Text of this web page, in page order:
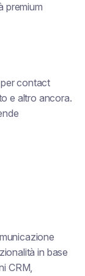
premium
contact
e altro ancora.
in base
CRM,